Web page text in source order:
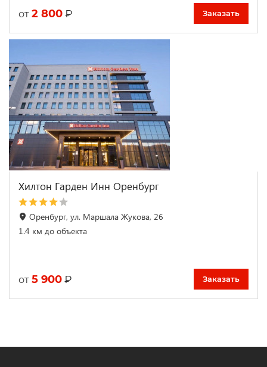
от 2 800 ₽ Заказать
Хилтон Гарден Инн Оренбург
Оренбург, ул. Маршала Жукова, 26
1.4 км до объекта
от 5 900 ₽ Заказать